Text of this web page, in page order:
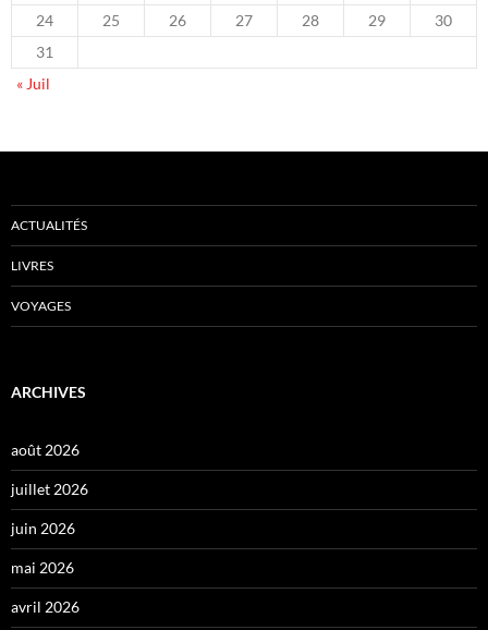
24
25 26 27 28 29
30
31
« Juil
ACTUALITÉS
LIVRES
VOYAGES
ARCHIVES
août 2026
juillet 2026
juin 2026
mai 2026
avril 2026